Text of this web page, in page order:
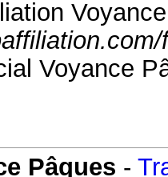
Voyance
Voyance
Pâques -